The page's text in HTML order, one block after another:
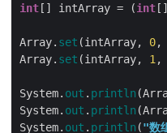
int [] intArray = (int
Array. set (intArray, 0,
Array. set (intArray, 1 ,
System. out . println
System. out . println
System. out . println ("数